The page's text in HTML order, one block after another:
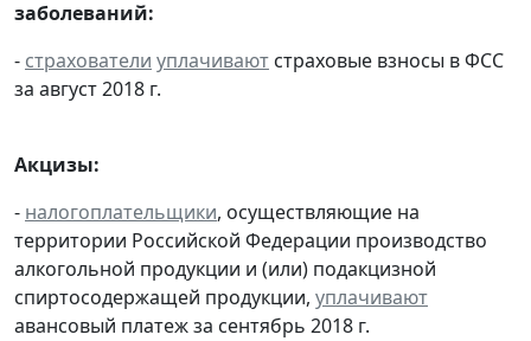
заболеваний:
- страхователи уплачивают страховые взносы в ФСС
за август 2018 г.
Акцизы:
- налогоплательщики, осуществляющие на
территории Российской Федерации производство
алкогольной продукции и (или) подакцизной
спиртосодержащей продукции, уплачивают
авансовый платеж за сентябрь 2018 г.